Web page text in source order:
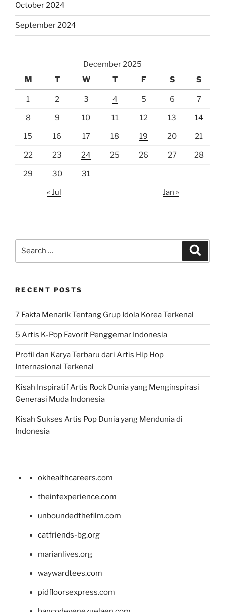
October 2024
September 2024
December 2025
M
T W T F S S
1 2 3 4 5 6 7
8 9 10 11 12 13 14
15 16 17 18 19 20 21
22 23 24 25 26 27 28
29 30 31
« Jul Jan »
RECENT POSTS
7 Fakta Menarik Tentang Grup Idola Korea Terkenal
5 Artis K-Pop Favorit Penggemar Indonesia
Profil dan Karya Terbaru dari Artis Hip Hop
Internasional Terkenal
Kisah Inspiratif Artis Rock Dunia yang Menginspirasi
Generasi Muda Indonesia
Kisah Sukses Artis Pop Dunia yang Mendunia di
Indonesia
okhealthcareers.com
theintexperience.com
unboundedthefilm.com
catfriends-bg.org
marianlives.org
waywardtees.com
pidfloorsexpress.com